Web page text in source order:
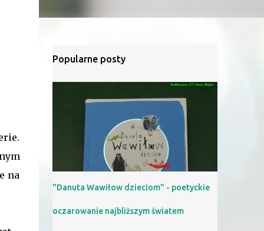
na
Popularne posty
"Danuta Wawiłow dzieciom" - poetyckie
oczarowanie najbliższym światem